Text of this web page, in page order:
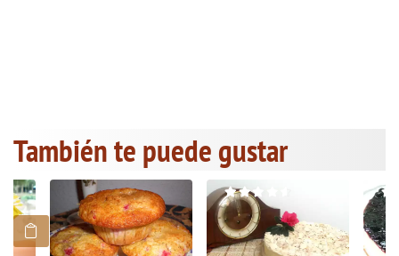
También te puede gustar